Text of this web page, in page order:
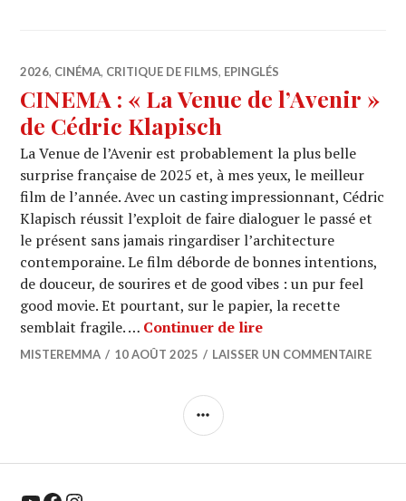
2026, CINÉMA, CRITIQUE DE FILMS, EPINGLÉS
CINEMA : « La Venue de l’Avenir »
de Cédric Klapisch
La Venue de l’Avenir est probablement la plus belle
surprise française de 2025 et, à mes yeux, le meilleur
film de l’année. Avec un casting impressionnant, Cédric
Klapisch réussit l’exploit de faire dialoguer le passé et
le présent sans jamais ringardiser l’architecture
contemporaine. Le film déborde de bonnes intentions,
de douceur, de sourires et de good vibes : un pur feel
good movie. Et pourtant, sur le papier, la recette
semblait fragile. … Continuer de lireCINEMA : « La
MISTEREMMA 10 AOÛT 2025 LAISSER UN COMMENTAIRE
COLONNE